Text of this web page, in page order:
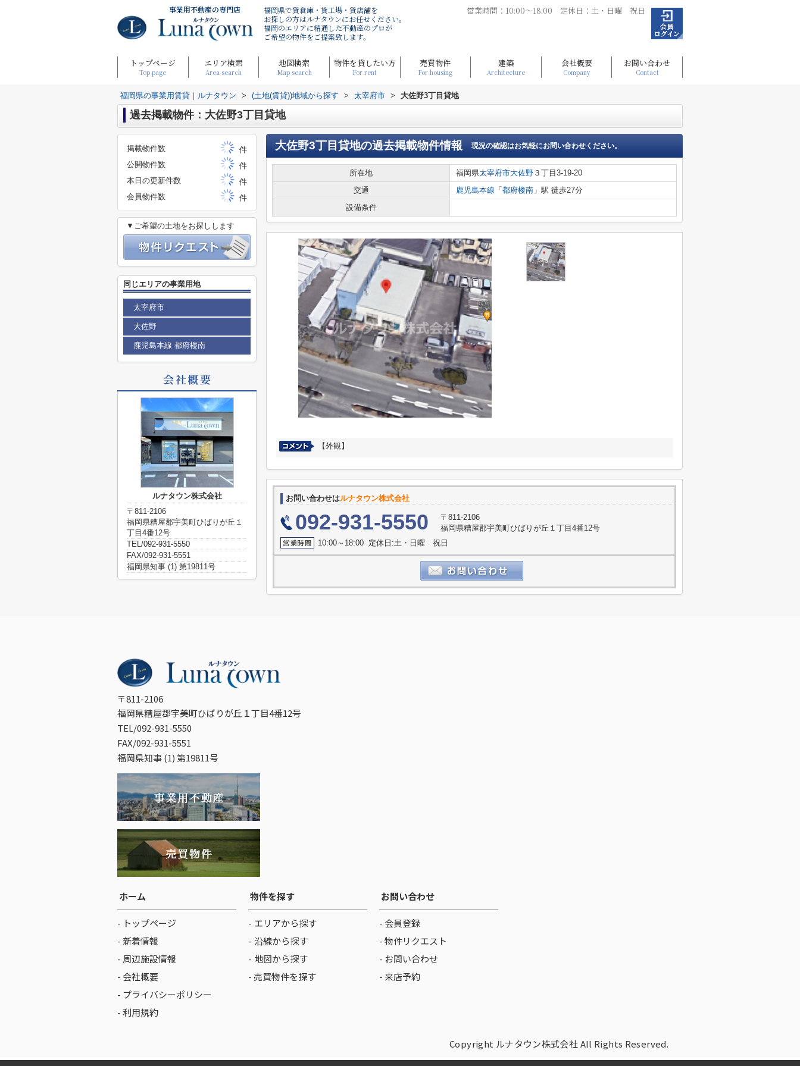
事業用不動産の専門店
福岡県で貸倉庫・貸工場・貸店舗を
お探しの方はルナタウンにお任せください。
福岡のエリアに精通した不動産のプロが
ご希望の物件をご提案致します。
営業時間：10:00～18:00 定休日：土・日曜 祝日
トップページ
Top page
エリア検索
Area search
地図検索
Map search
物件を貸したい方
For rent
売買物件
For housing
建築
Architecture
会社概要
Company
お問い合わせ
Contact
福岡県の事業用賃貸｜ルナタウン > (土地(賃貸))地域から探す > 太宰府市 > 大佐野3丁目貸地
過去掲載物件：大佐野3丁目貸地
大佐野3丁目貸地の過去掲載物件情報 現況の確認はお気軽にお問い合わせください。
所在地 福岡県太宰府市大佐野 ３丁目3-19-20
交通
鹿児島本線 「 都府楼南 」駅 徒歩27分
設備条件
【外観】
お問い合わせはルナタウン株式会社
092-931-5550
〒811-2106
福岡県糟屋郡宇美町ひばりが丘１丁目4番12号
10:00～18:00 定休日:土・日曜 祝日
掲載物件数
件
公開物件数
件
本日の更新件数
件
会員物件数
件
▼ご希望の土地をお探しします
同じエリアの事業用地
太宰府市
大佐野
鹿児島本線 都府楼南
ルナタウン株式会社
〒811-2106
福岡県糟屋郡宇美町ひばりが丘１
丁目4番12号
TEL/092-931-5550
FAX/092-931-5551
福岡県知事 (1) 第19811号
〒811-2106
福岡県糟屋郡宇美町ひばりが丘１丁目4番12号
TEL/092-931-5550
FAX/092-931-5551
福岡県知事 (1) 第19811号
ホーム
- トップページ
- 新着情報
- 周辺施設情報
- 会社概要
- プライバシーポリシー
- 利用規約
物件を探す
エリアから探す
沿線から探す
地図から探す
- 売買物件を探す
お問い合わせ
- 会員登録
- 物件リクエスト
- お問い合わせ
- 来店予約
Copyright ルナタウン株式会社 All Rights Reserved.